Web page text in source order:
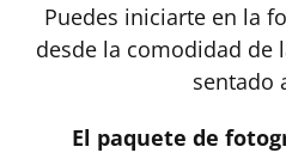
Puedes iniciarte en la
desde la comodidad de
sentado
El paquete de